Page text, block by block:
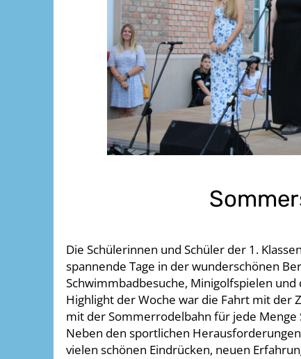
Die Schülerinnen und Schüler der 1.
spannende Tage in der wunderschönen
Schwimmbadbesuche, Minigolfspielen
Highlight der Woche war die Fahrt mit der
mit der Sommerrodelbahn für jede Menge
Neben den sportlichen
vielen schönen Eindrücken, neuen